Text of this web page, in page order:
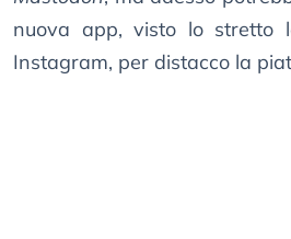
nuova app, visto lo stretto
Instagram, per distacco la